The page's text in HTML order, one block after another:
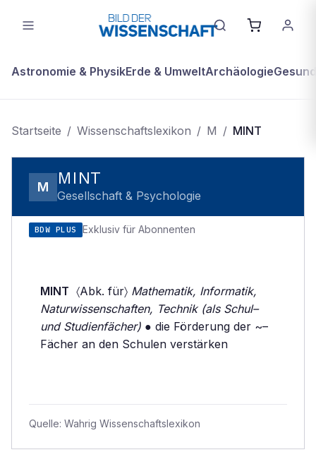
Astronomie & PhysikErde & UmweltArchäologie
Startseite / Wissenschaftslexikon / M / MINT
M MINT
Gesellschaft & Psychologie
BDW PLUS Exklusiv für Abonnenten
MINT 〈Abk. für〉 Mathematik, Informatik,
Naturwissenschaften, Technik (als Schul–
und Studienfächer) ● die Förderung der ~–
Fächer an den Schulen verstärken
Quelle: Wahrig Wissenschaftslexikon